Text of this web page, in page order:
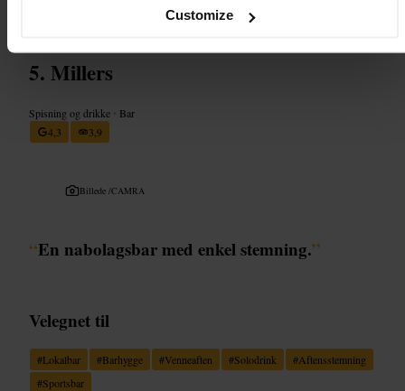
Customize
77-78 Chapel Market, London N1 9EX, UK
Millers
Spisning og drikke • Bar
4,3
3,9
Billede /CAMRA
“En nabolagsbar med enkel stemning.”
Velegnet til
#Lokalbar #Barhygge #Venneaften #Solodrink #Aftensstemning
#Sportsbar